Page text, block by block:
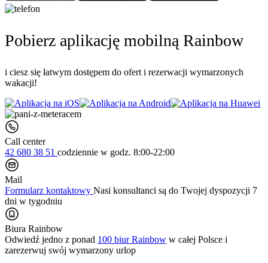
Pobierz aplikację mobilną Rainbow
i ciesz się łatwym dostępem do ofert i rezerwacji wymarzonych
wakacji!
Call center
42 680 38 51 codziennie w godz. 8:00-22:00
Mail
Formularz kontaktowy Nasi konsultanci są do Twojej dyspozycji 7
dni w tygodniu
Biura Rainbow
Odwiedź jedno z ponad 100 biur Rainbow w całej Polsce i
zarezerwuj swój wymarzony urlop